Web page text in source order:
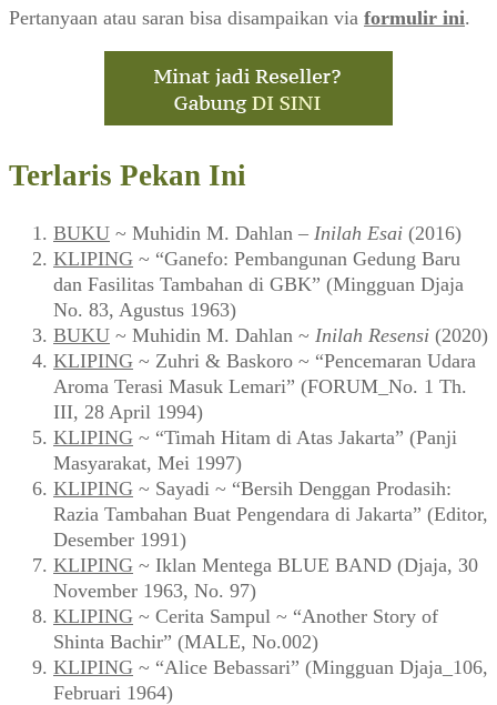
Pertanyaan atau saran bisa disampaikan via formulir ini.
Terlaris Pekan Ini
BUKU ~ Muhidin M. Dahlan – Inilah Esai (2016)
KLIPING ~ “Ganefo: Pembangunan Gedung Baru
dan Fasilitas Tambahan di GBK” (Mingguan Djaja
No. 83, Agustus 1963)
BUKU ~ Muhidin M. Dahlan ~ Inilah Resensi (2020)
KLIPING ~ Zuhri & Baskoro ~ “Pencemaran Udara
Aroma Terasi Masuk Lemari” (FORUM_No. 1 Th.
III, 28 April 1994)
KLIPING ~ “Timah Hitam di Atas Jakarta” (Panji
Masyarakat, Mei 1997)
KLIPING ~ Sayadi ~ “Bersih Denggan Prodasih:
Razia Tambahan Buat Pengendara di Jakarta” (Editor,
Desember 1991)
KLIPING ~ Iklan Mentega BLUE BAND (Djaja, 30
November 1963, No. 97)
KLIPING ~ Cerita Sampul ~ “Another Story of
Shinta Bachir” (MALE, No.002)
KLIPING ~ “Alice Bebassari” (Mingguan Djaja_106,
Februari 1964)